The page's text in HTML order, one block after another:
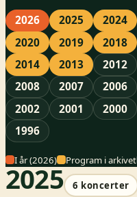
2026 2025 2024
2020
2019 2018
2014
2013 2012
2008
2007 2006
2002
2001 2000
1996
I år (2026) Program i arkivet
2025 6 koncerter